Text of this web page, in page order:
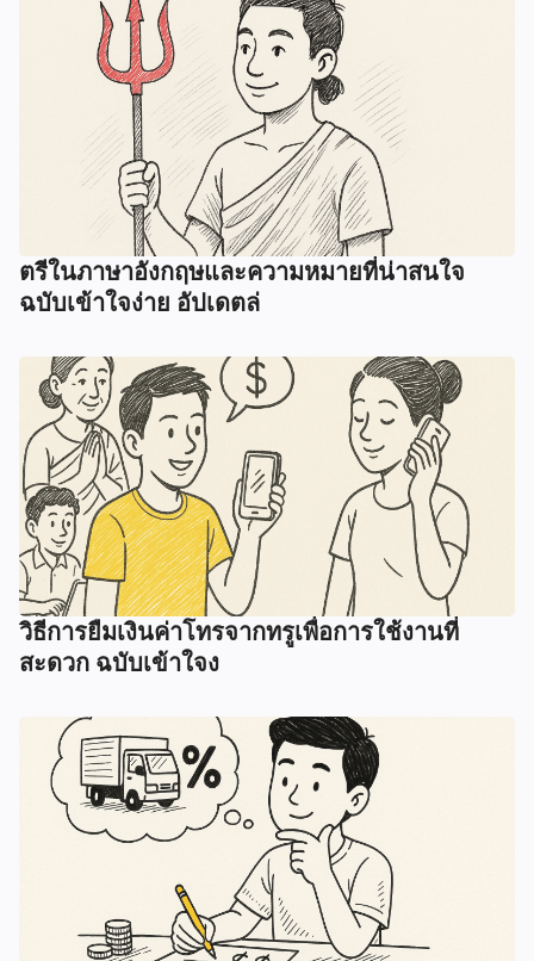
ตรีในภาษาอังกฤษและความหมายที่น่าสนใจ
ฉบับเข้าใจง่าย อัปเดตล่
วิธีการยืมเงินค่าโทรจากทรูเพื่อการใช้งานที่
สะดวก ฉบับเข้าใจง